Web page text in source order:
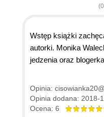
Wstęp książki
autorki. Monika
jedzenia oraz
psychologie,
Polska. Na swojej
prezentowała swoje
przepisy zbierane
Opinia:
Opinia dodana: 2018-
Ocena: 6